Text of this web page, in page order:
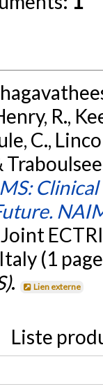
R.,
C.,
(1
. Lien externe
Liste